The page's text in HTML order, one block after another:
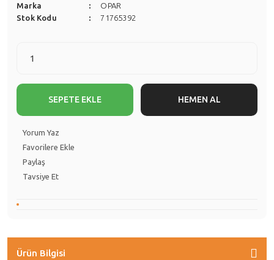
Marka
OPAR
Stok Kodu
71765392
SEPETE EKLE HEMEN AL
Yorum Yaz
Paylaş
Tavsiye Et
Ürün Bilgisi